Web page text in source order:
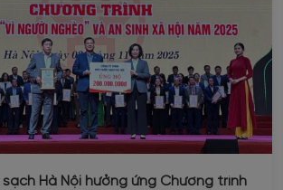
Hà Nội hưởng ứng Chương trình